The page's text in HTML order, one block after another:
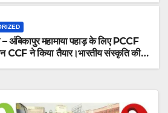
– अंबिकापुर महामाया पहाड़ के लिए PCCF
CCF ने किया तैयार।भारतीय संस्कृति की